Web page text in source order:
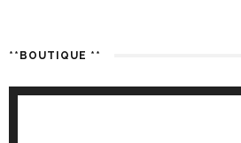
**BOUTIQUE **